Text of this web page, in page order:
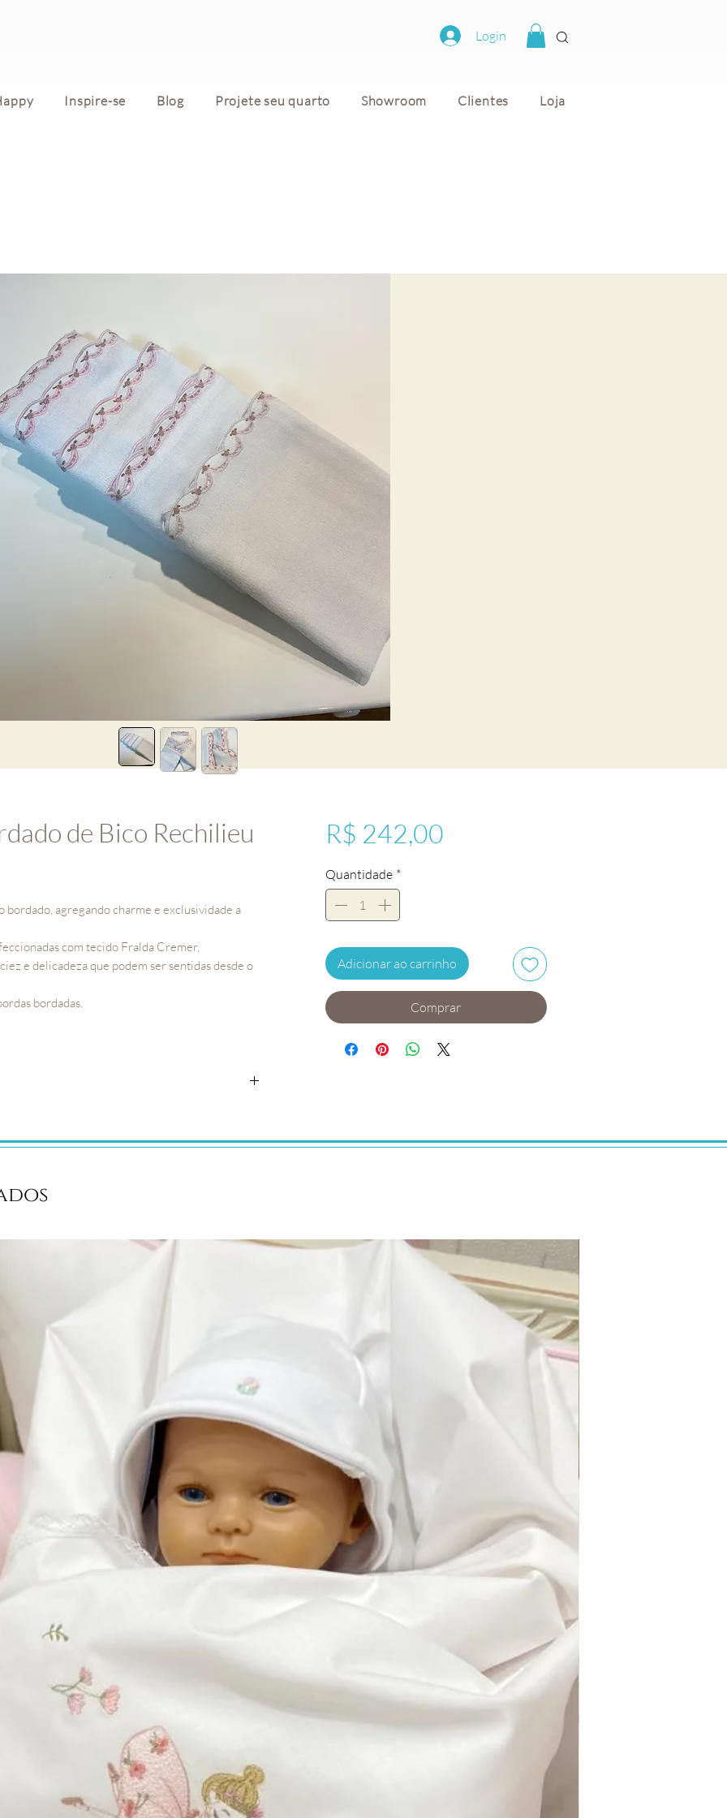
Login
Inspire-se Blog Projete seu quarto Showroom Clientes Loja
de Bico Rechilieu
bordado, agregando charme e exclusividade a
com tecido Fralda Cremer,
e delicadeza que podem ser sentidas desde o
bordadas.
R$ 242,00Preço
Quantidade *
Adicionar ao carrinho
Comprar